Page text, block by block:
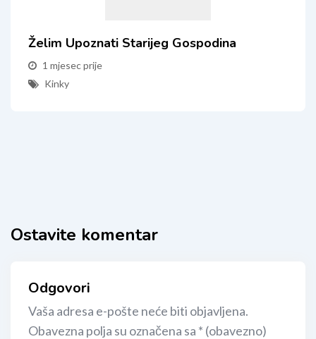
Želim Upoznati Starijeg Gospodina
1 mjesec prije
Kinky
Ostavite komentar
Odgovori
Vaša adresa e-pošte neće biti objavljena.
Obavezna polja su označena sa * (obavezno)